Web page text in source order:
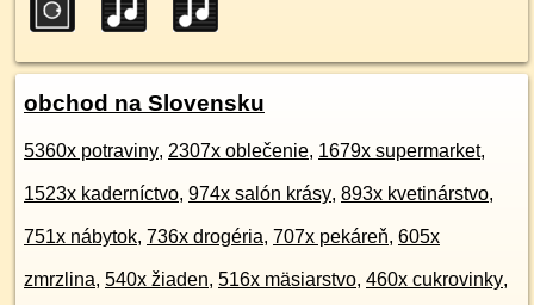
obchod na Slovensku
5360x potraviny, 2307x oblečenie, 1679x supermarket,
1523x kaderníctvo, 974x salón krásy, 893x kvetinárstvo,
751x nábytok, 736x drogéria, 707x pekáreň, 605x
zmrzlina, 540x žiaden, 516x mäsiarstvo, 460x cukrovinky,